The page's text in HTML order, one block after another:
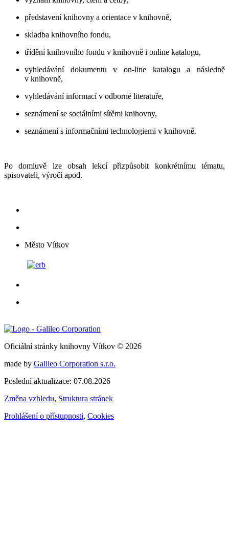
představení knihovny a orientace v knihovně,
skladba knihovního fondu,
třídění knihovního fondu v knihovně i online katalogu,
vyhledávání dokumentu v on-line katalogu a následně
v knihovně,
vyhledávání informací v odborné literatuře,
seznámení se sociálními sítěmi knihovny,
seznámení s informačními technologiemi v knihovně.
Po domluvě lze obsah lekcí přizpůsobit konkrétnímu tématu,
spisovateli, výročí apod.
Město Vítkov
Oficiální stránky knihovny Vítkov © 2026
made by Galileo Corporation s.r.o.
Poslední aktualizace: 07.08.2026
Změna vzhledu, Struktura stránek
Prohlášení o přístupnosti, Cookies